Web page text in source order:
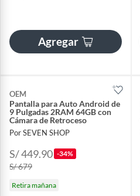
Agregar
OEM
Pantalla para Auto Android de
9 Pulgadas 2RAM 64GB con
Cámara de Retroceso
Por SEVEN SHOP
S/ 449.90 -34%
S/ 679
Retira mañana